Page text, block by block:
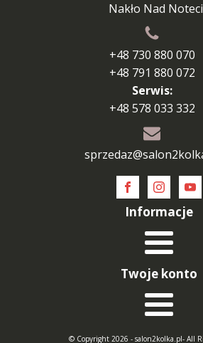
Nakło Nad
+48 730 880 070
+48 791 880 072
Serwis:
+48 578 033 332
Informacje
Twoje konto
© Copyright 2026 - salon2kolka.pl- All